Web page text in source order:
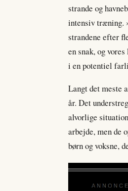
strande og
intensiv træning.
strandene efter
en snak, og
i en potentiel
Langt det meste
år. Det
alvorlige
arbejde, men de
børn og voksne,